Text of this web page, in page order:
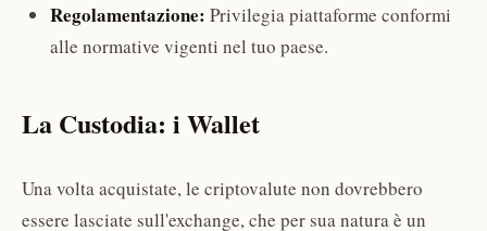
Regolamentazione: Privilegia piattaforme conformi
alle normative vigenti nel tuo paese.
La Custodia: i Wallet
Una volta acquistate, le criptovalute non dovrebbero
essere lasciate sull'exchange, che per sua natura è un